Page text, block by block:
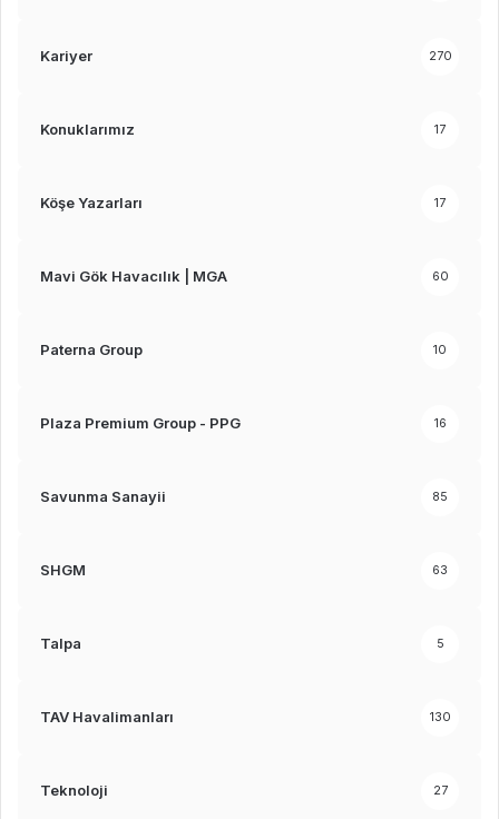
Kariyer 270
Konuklarımız 17
Köşe Yazarları 17
Mavi Gök Havacılık | MGA 60
Paterna Group 10
Plaza Premium Group - PPG 16
Savunma Sanayii 85
SHGM 63
Talpa 5
TAV Havalimanları 130
Teknoloji 27